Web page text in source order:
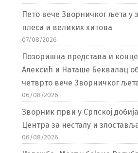
Пето вече Зворничког љета у
плеса и великих хитова
07/08/2026
Позоришна представа и
Алексић и Наташе Беквалац
четврто вече Зворничког
06/08/2026
Зворник први у Српској
Центра за несталу и
06/08/2026